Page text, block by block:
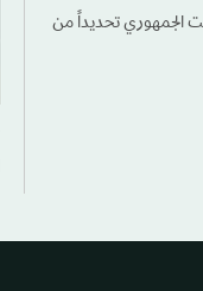
الجمهوري تحديداً من